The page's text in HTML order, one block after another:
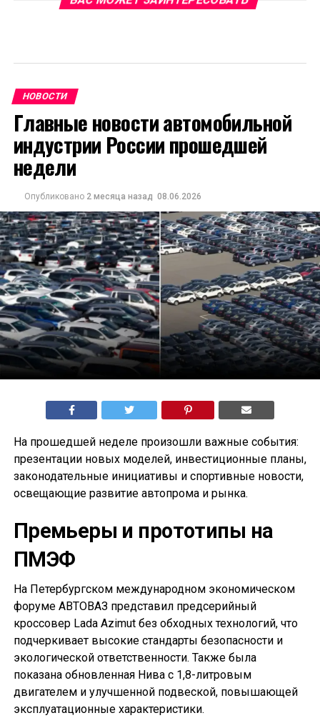
НОВОСТИ
Главные новости автомобильной
индустрии России прошедшей
недели
Опубликовано 2 месяца назад 08.06.2026
На прошедшей неделе произошли важные события:
презентации новых моделей, инвестиционные планы,
законодательные инициативы и спортивные новости,
освещающие развитие автопрома и рынка.
Премьеры и прототипы на
ПМЭФ
На Петербургском международном экономическом
форуме АВТОВАЗ представил предсерийный
кроссовер Lada Azimut без обходных технологий, что
подчеркивает высокие стандарты безопасности и
экологической ответственности. Также была
показана обновленная Нива с 1,8-литровым
двигателем и улучшенной подвеской, повышающей
эксплуатационные характеристики.